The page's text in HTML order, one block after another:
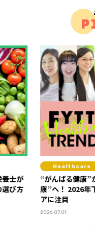
地よく整える健
運動・休養・血糖ケ